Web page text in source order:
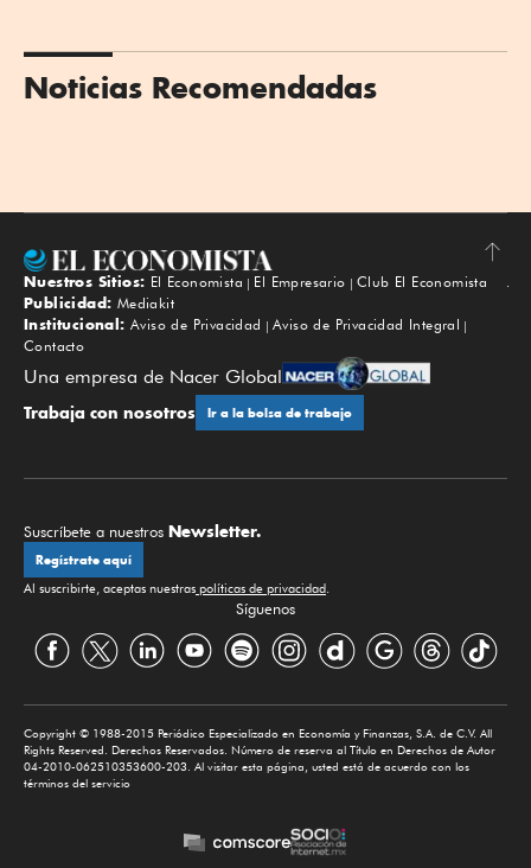
Noticias Recomendadas
Subir
Nuestros Sitios: El Economista El Empresario
Club El Economista
Publicidad: Mediakit
Institucional: Aviso de Privacidad
Aviso de Privacidad Integral
Contacto
Una empresa de Nacer Global
Trabaja con nosotros Ir a la bolsa de trabajo
Suscríbete a nuestros Newsletter.
Regístrate aquí
Al suscribirte, aceptas nuestras políticas de privacidad.
Síguenos
Copyright © 1988-2015 Periódico Especializado en Economía y Finanzas, S.A. de C.V. All
Rights Reserved. Derechos Reservados. Número de reserva al Título en Derechos de Autor
04-2010-062510353600-203. Al visitar esta página, usted está de acuerdo con los
términos del servicio